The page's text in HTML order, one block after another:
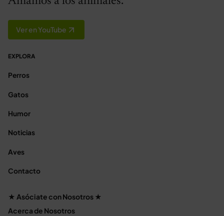
Ver en YouTube
EXPLORA
Perros
Gatos
Humor
Noticias
Aves
Contacto
★ Asóciate con Nosotros ★
Acerca de Nosotros